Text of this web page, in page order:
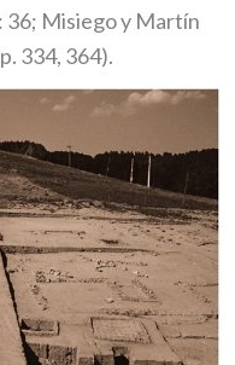
36; Misiego y Martín
334, 364).